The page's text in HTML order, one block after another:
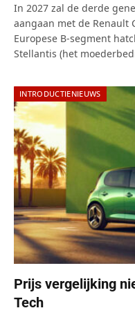
In 2027 zal de derde
aangaan met de Renault
Europese B-segment
Stellantis (het
INTRODUCTIENIEUWS
Prijs vergelijking
Tech